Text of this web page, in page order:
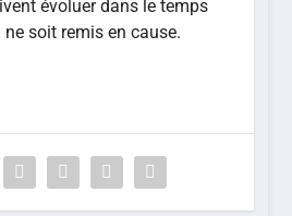
évoluer dans le temps
soit remis en cause.